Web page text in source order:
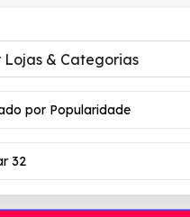
Lojas & Categorias